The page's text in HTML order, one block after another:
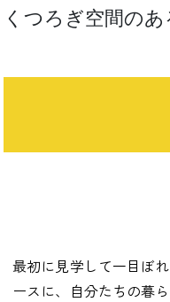
くつろぎ空間のあ
最初に見学して一目ぼ
ースに、自分たちの暮